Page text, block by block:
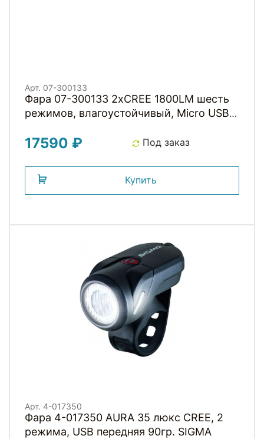
Арт. 07-300133
Фара 07-300133 2xCREE 1800LM шесть
режимов, влагоустойчивый, Micro USB
ЗОЛОТОЙ GACIRON NEW
17590 ₽ Под заказ
Купить
Арт. 4-017350
Фара 4-017350 AURA 35 люкс CREE, 2
режима, USB передняя 90гр. SIGMA